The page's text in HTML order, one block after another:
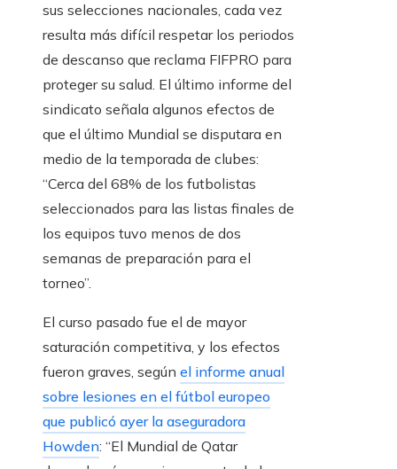
sus selecciones nacionales, cada vez
resulta más difícil respetar los periodos
de descanso que reclama FIFPRO para
proteger su salud. El último informe del
sindicato señala algunos efectos de
que el último Mundial se disputara en
medio de la temporada de clubes:
“Cerca del 68% de los futbolistas
seleccionados para las listas finales de
los equipos tuvo menos de dos
semanas de preparación para el
torneo”.
El curso pasado fue el de mayor
saturación competitiva, y los efectos
fueron graves, según el informe anual
sobre lesiones en el fútbol europeo
que publicó ayer la aseguradora
Howden: “El Mundial de Qatar